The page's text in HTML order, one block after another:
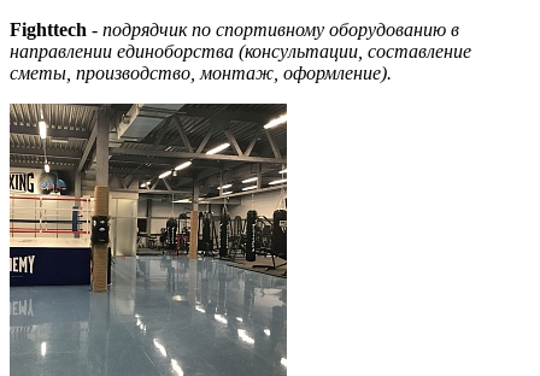
Fighttech - подрядчик по спортивному оборудованию в
направлении единоборства (консультации, составление
сметы, производство, монтаж, оформление).